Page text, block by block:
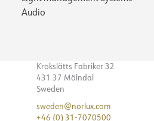
Audio
Krokslätts Fabriker 32
431 37 Mölndal
Sweden
sweden@norlux.com
+46 (0) 31-7070500